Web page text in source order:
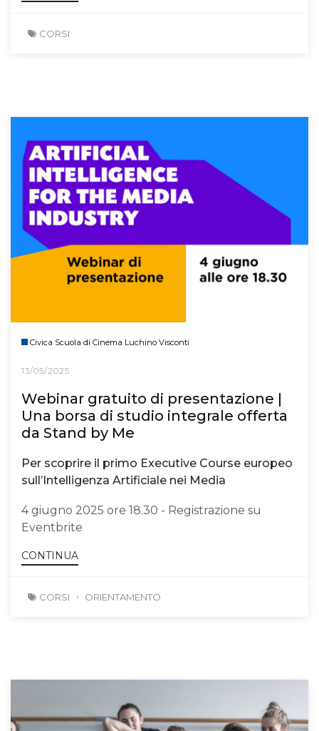
CORSI
Civica Scuola di Cinema Luchino Visconti
13/05/2025
Webinar gratuito di presentazione |
Una borsa di studio integrale offerta
da Stand by Me
Per scoprire il primo Executive Course europeo
sull’Intelligenza Artificiale nei Media
4 giugno 2025 ore 18.30 - Registrazione su
Eventbrite
CONTINUA
CORSI ORIENTAMENTO